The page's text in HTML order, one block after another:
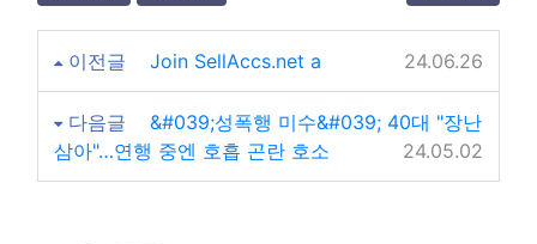
이전글 Join SellAccs.net a 24.06.26
다음글
&#039;성폭행 미수&#039; 40대 "장난
삼아"…연행 중엔 호흡 곤란 호소
24.05.02